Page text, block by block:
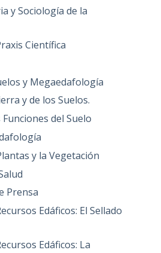
y Sociología de la
Científica
y Megaedafología
y de los Suelos.
Funciones del Suelo
y la Vegetación
Prensa
Edáficos: El Sellado
Edáficos: La